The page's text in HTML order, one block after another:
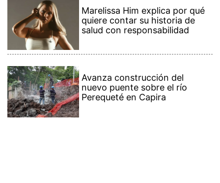
Marelissa Him explica por qué
quiere contar su historia de
salud con responsabilidad
Avanza construcción del
nuevo puente sobre el río
Perequeté en Capira